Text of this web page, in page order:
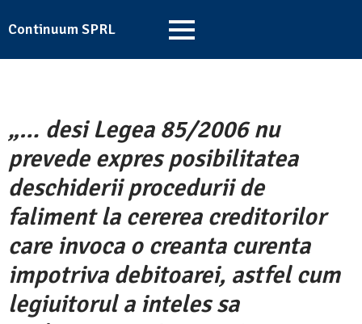
Continuum SPRL
„… desi Legea 85/2006 nu
prevede expres posibilitatea
deschiderii procedurii de
faliment la cererea creditorilor
care invoca o creanta curenta
impotriva debitoarei, astfel cum
legiuitorul a inteles sa